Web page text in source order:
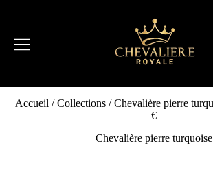
Accueil / Collections / Chevalière pierre
€
Chevalière pierre turquoise